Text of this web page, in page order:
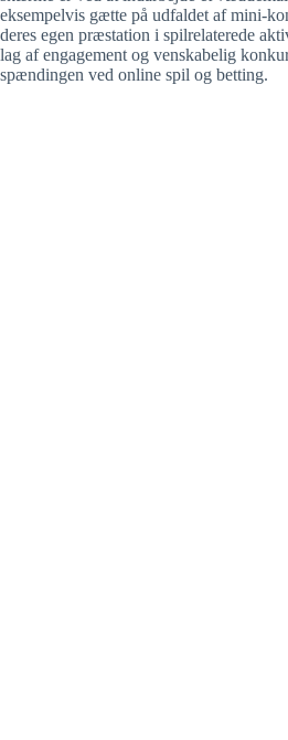
eksempelvis gætte på udfaldet af mini-
deres egen præstation i spilrelaterede
lag af engagement og venskabelig
spændingen ved online spil og betting.